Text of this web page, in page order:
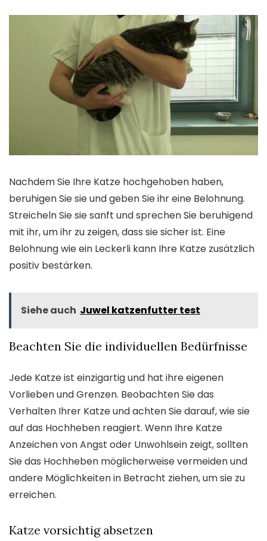
Nachdem Sie Ihre Katze hochgehoben haben,
beruhigen Sie sie und geben Sie ihr eine Belohnung.
Streicheln Sie sie sanft und sprechen Sie beruhigend
mit ihr, um ihr zu zeigen, dass sie sicher ist. Eine
Belohnung wie ein Leckerli kann Ihre Katze zusätzlich
positiv bestärken.
Siehe auch Juwel katzenfutter test
Beachten Sie die individuellen Bedürfnisse
Jede Katze ist einzigartig und hat ihre eigenen
Vorlieben und Grenzen. Beobachten Sie das
Verhalten Ihrer Katze und achten Sie darauf, wie sie
auf das Hochheben reagiert. Wenn Ihre Katze
Anzeichen von Angst oder Unwohlsein zeigt, sollten
Sie das Hochheben möglicherweise vermeiden und
andere Möglichkeiten in Betracht ziehen, um sie zu
erreichen.
Katze vorsichtig absetzen